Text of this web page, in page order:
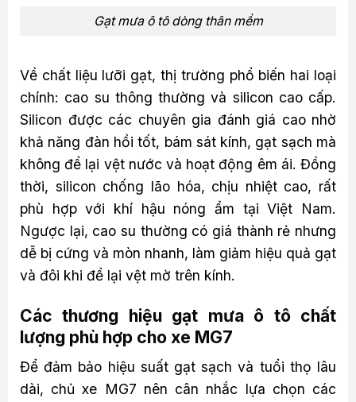
Gạt mưa ô tô dòng thân mềm
Về chất liệu lưỡi gạt, thị trường phổ biến hai loại
chính: cao su thông thường và silicon cao cấp.
Silicon được các chuyên gia đánh giá cao nhờ
khả năng đàn hồi tốt, bám sát kính, gạt sạch mà
không để lại vệt nước và hoạt động êm ái. Đồng
thời, silicon chống lão hóa, chịu nhiệt cao, rất
phù hợp với khí hậu nóng ẩm tại Việt Nam.
Ngược lại, cao su thường có giá thành rẻ nhưng
dễ bị cứng và mòn nhanh, làm giảm hiệu quả gạt
và đôi khi để lại vệt mờ trên kính.
Các thương hiệu gạt mưa ô tô chất
lượng phù hợp cho xe MG7
Để đảm bảo hiệu suất gạt sạch và tuổi thọ lâu
dài, chủ xe MG7 nên cân nhắc lựa chọn các